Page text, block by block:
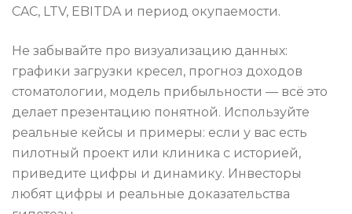
CAC, LTV, EBITDA и период окупаемости.
Не забывайте про визуализацию данных:
графики загрузки кресел, прогноз доходов
стоматологии, модель прибыльности — всё это
делает презентацию понятной. Используйте
реальные кейсы и примеры: если у вас есть
пилотный проект или клиника с историей,
приведите цифры и динамику. Инвесторы
любят цифры и реальные доказательства